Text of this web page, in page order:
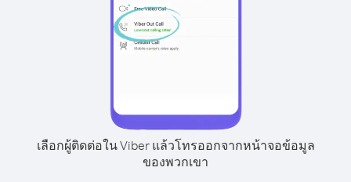
เลือกผู้ติดต่อใน Viber แล้วโทรออกจากหน้าจอข้อมูล
ของพวกเขา